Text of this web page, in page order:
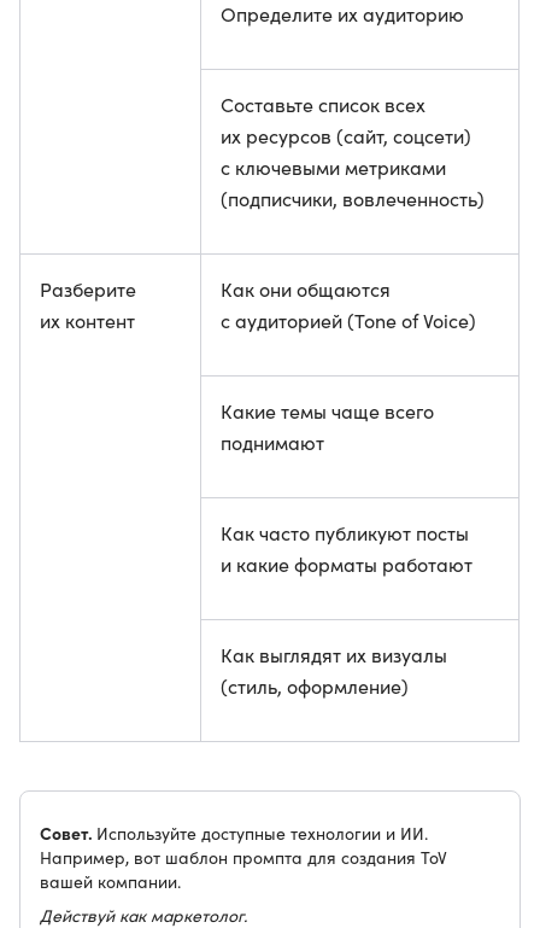
Определите их аудиторию
Составьте список всех
их ресурсов (сайт, соцсети)
с ключевыми метриками
(подписчики, вовлеченность)
Разберите
их контент
Как они общаются
с аудиторией (Tone of Voice)
Какие темы чаще всего
поднимают
Как часто публикуют посты
и какие форматы работают
Как выглядят их визуалы
(стиль, оформление)
Совет. Используйте доступные технологии и ИИ.
Например, вот шаблон промпта для создания ToV
вашей компании.
Действуй как маркетолог.